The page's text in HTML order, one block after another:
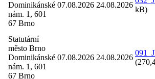
Dominikánské
nám. 1, 601
67 Brno
07.08.2026 24.08.2026
kB)
Statutární
město Brno
Dominikánské
nám. 1, 601
67 Brno
07.08.2026 24.08.2026